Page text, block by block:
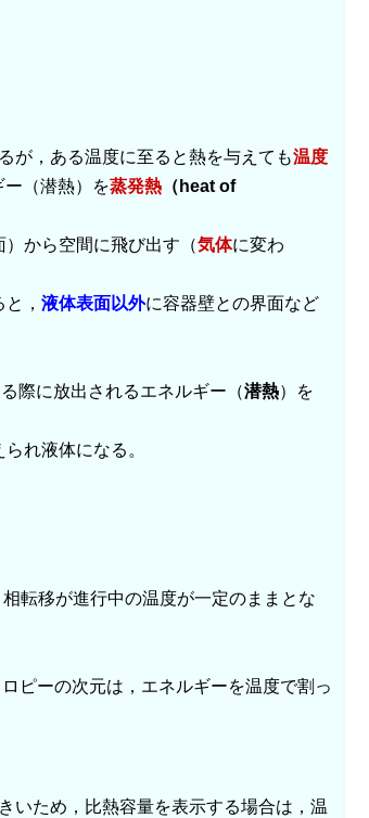
が，ある温度に至ると熱を与えても温度
（潜熱）を蒸発熱 （heat of
から空間に飛び出す（気体に変わ
， 液体表面以外に容器壁との界面など
際に放出されるエネルギー（潜熱）を
れ液体になる。
転移が進行中の温度が一定のままとな
ピーの次元は，エネルギーを温度で割っ
いため，比熱容量を表示する場合は，温